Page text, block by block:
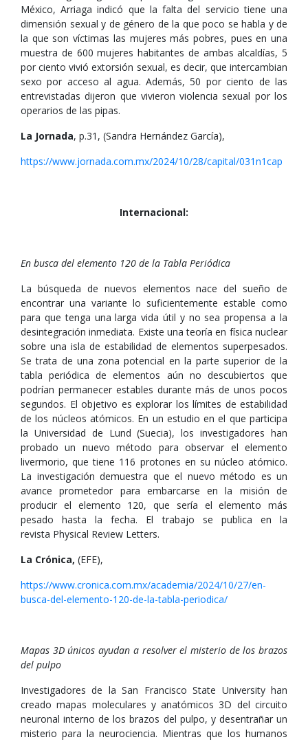
México, Arriaga indicó que la falta del servicio tiene una
dimensión sexual y de género de la que poco se habla y de
la que son víctimas las mujeres más pobres, pues en una
muestra de 600 mujeres habitantes de ambas alcaldías, 5
por ciento vivió extorsión sexual, es decir, que intercambian
sexo por acceso al agua. Además, 50 por ciento de las
entrevistadas dijeron que vivieron violencia sexual por los
operarios de las pipas.
La Jornada, p.31, (Sandra Hernández García),
https://www.jornada.com.mx/2024/10/28/capital/031n1cap
Internacional:
En busca del elemento 120 de la Tabla Periódica
La búsqueda de nuevos elementos nace del sueño de
encontrar una variante lo suficientemente estable como
para que tenga una larga vida útil y no sea propensa a la
desintegración inmediata. Existe una teoría en física nuclear
sobre una isla de estabilidad de elementos superpesados.
Se trata de una zona potencial en la parte superior de la
tabla periódica de elementos aún no descubiertos que
podrían permanecer estables durante más de unos pocos
segundos. El objetivo es explorar los límites de estabilidad
de los núcleos atómicos. En un estudio en el que participa
la Universidad de Lund (Suecia), los investigadores han
probado un nuevo método para observar el elemento
livermorio, que tiene 116 protones en su núcleo atómico.
La investigación demuestra que el nuevo método es un
avance prometedor para embarcarse en la misión de
producir el elemento 120, que sería el elemento más
pesado hasta la fecha. El trabajo se publica en la
revista Physical Review Letters.
La Crónica, (EFE),
https://www.cronica.com.mx/academia/2024/10/27/en-
busca-del-elemento-120-de-la-tabla-periodica/
Mapas 3D únicos ayudan a resolver el misterio de los brazos
del pulpo
Investigadores de la San Francisco State University han
creado mapas moleculares y anatómicos 3D del circuito
neuronal interno de los brazos del pulpo, y desentrañar un
misterio para la neurociencia. Mientras que los humanos